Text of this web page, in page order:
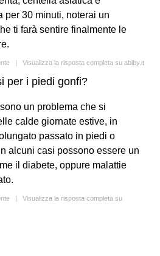
per 30 minuti, noterai un
ti farà sentire finalmente le
| Visualizza la risposta completa su abiby.it
per i piedi gonfi?
un problema che si
calde giornate estive, in
passato in piedi o
alcuni casi possono essere un
il diabete, oppure malattie
| Visualizza la risposta completa su